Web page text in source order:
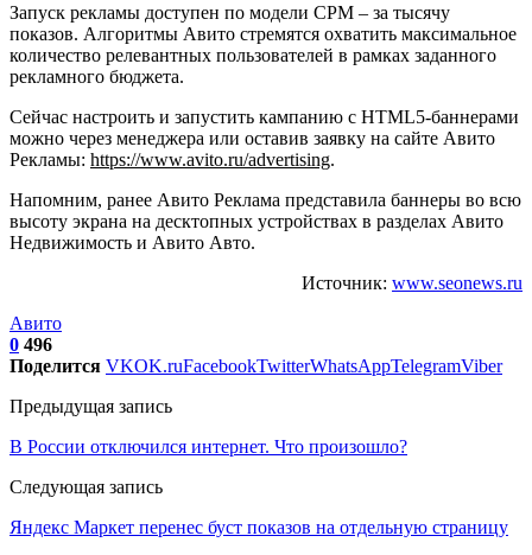
Запуск рекламы доступен по модели CPM – за тысячу
показов. Алгоритмы Авито стремятся охватить максимальное
количество релевантных пользователей в рамках заданного
рекламного бюджета.
Сейчас настроить и запустить кампанию с HTML5-баннерами
можно через менеджера или оставив заявку на сайте Авито
Рекламы: https://www.avito.ru/advertising.
Напомним, ранее Авито Реклама представила баннеры во всю
высоту экрана на десктопных устройствах в разделах Авито
Недвижимость и Авито Авто.
Источник: www.seonews.ru
Авито
0 496
Поделится VKOK.ruFacebookTwitterWhatsAppTelegramViber
Предыдущая запись
В России отключился интернет. Что произошло?
Следующая запись
Яндекс Маркет перенес буст показов на отдельную страницу